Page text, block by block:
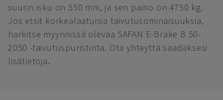
suurin isku on 550 mm, ja sen paino on 4750 kg.
Jos etsit korkealaatuisia taivutusominaisuuksia,
harkitse myynnissä olevaa SAFAN E-Brake B 50-
2050 -taivutuspuristinta. Ota yhteyttä saadaksesi
lisätietoja.